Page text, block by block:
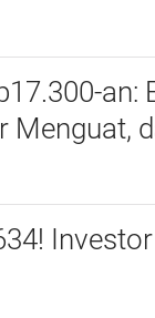
an:
Menguat,